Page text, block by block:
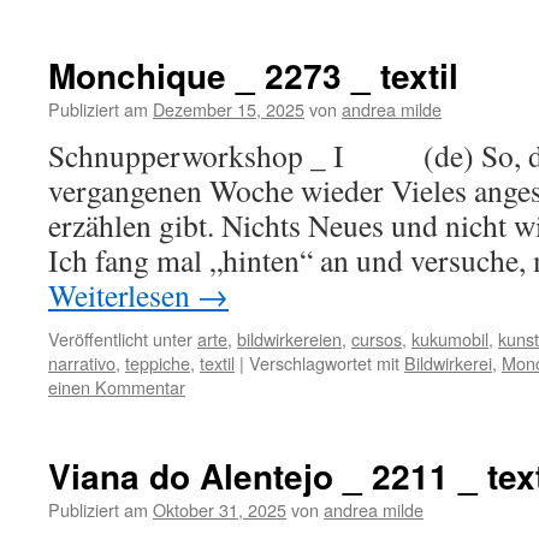
Monchique _ 2273 _ textil
Publiziert am Dezember 15, 2025von andrea milde
Schnupperworkshop _ I (de) So,
vergangenen Woche wieder Vieles
erzählen gibt. Nichts Neues und nicht
Ich fang mal „hinten“ an und
Weiterlesen →
Veröffentlicht unterarte, bildwirkereien, cursos, kukumobil, kunst
narrativo, teppiche, textil | Verschlagwortet mit Bildwirkerei,
einen Kommentar
Viana do Alentejo _ 2211 _
Publiziert am Oktober 31, 2025von andrea milde